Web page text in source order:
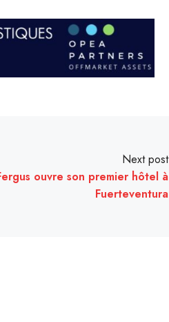
Next post
ouvre son premier hôtel à
Fuerteventura